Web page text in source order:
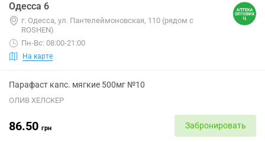
Одесса 6
г. Одесса, ул. Пантелеймоновская, 110 (рядом с
ROSHEN)
Пн-Вс: 08:00-21:00
На карте
Парафаст капс. мягкие 500мг №10
ОЛИВ ХЕЛСКЕР
86.50 грн Забронировать